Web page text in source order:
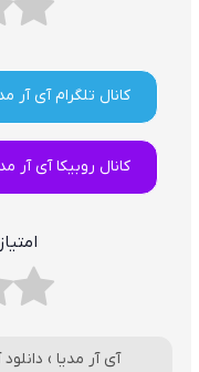
کانال تلگرام آی آر
کانال روبیکا آی آر
آی آر مدیا ›